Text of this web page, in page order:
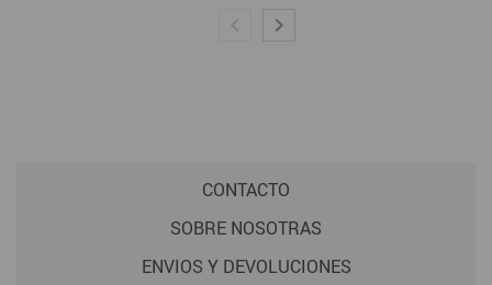
CONTACTO
SOBRE NOSOTRAS
ENVIOS Y DEVOLUCIONES